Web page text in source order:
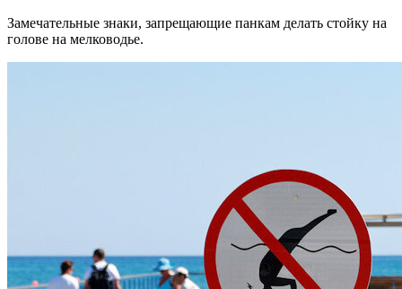
Замечательные знаки, запрещающие панкам делать стойку на
голове на мелководье.